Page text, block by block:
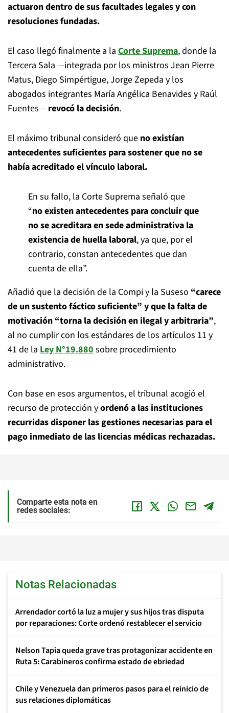
actuaron dentro de sus facultades legales y con
resoluciones fundadas.
El caso llegó finalmente a la Corte Suprema, donde la
Tercera Sala —integrada por los ministros Jean Pierre
Matus, Diego Simpértigue, Jorge Zepeda y los
abogados integrantes María Angélica Benavides y Raúl
Fuentes— revocó la decisión.
El máximo tribunal consideró que no existían
antecedentes suficientes para sostener que no se
había acreditado el vínculo laboral.
En su fallo, la Corte Suprema señaló que
“no existen antecedentes para concluir que
no se acreditara en sede administrativa la
existencia de huella laboral, ya que, por el
contrario, constan antecedentes que dan
cuenta de ella”.
Añadió que la decisión de la Compi y la Suseso “carece
de un sustento fáctico suficiente” y que la falta de
motivación “torna la decisión en ilegal y arbitraria”,
al no cumplir con los estándares de los artículos 11 y
41 de la Ley N°19.880sobre procedimiento
administrativo.
Con base en esos argumentos, el tribunal acogió el
recurso de protección yordenó a las instituciones
recurridas disponer las gestiones necesarias para el
pago inmediato de las licencias médicas rechazadas.
Comparte esta nota en
redes sociales:
Notas Relacionadas
Arrendador cortó la luz a mujer y sus hijos tras disputa
por reparaciones: Corte ordenó restablecer el servicio
Nelson Tapia queda grave tras protagonizar accidente en
Ruta 5: Carabineros confirma estado de ebriedad
Chile y Venezuela dan primeros pasos para el reinicio de
sus relaciones diplomáticas